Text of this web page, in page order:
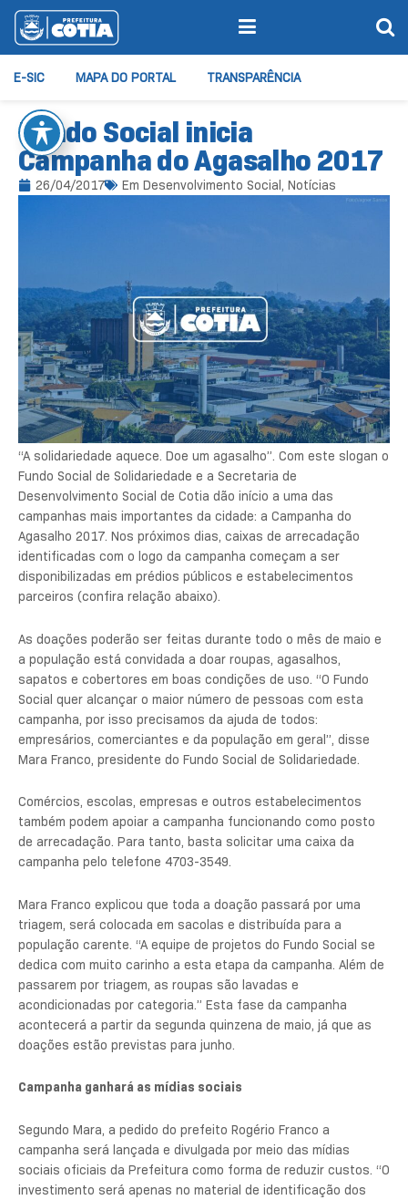
E-SIC MAPA DO PORTAL TRANSPARÊNCIA
Fundo Social inicia
Campanha do Agasalho 2017
26/04/2017 Em Desenvolvimento Social, Notícias
“A solidariedade aquece. Doe um agasalho”. Com este slogan o
Fundo Social de Solidariedade e a Secretaria de
Desenvolvimento Social de Cotia dão início a uma das
campanhas mais importantes da cidade: a Campanha do
Agasalho 2017. Nos próximos dias, caixas de arrecadação
identificadas com o logo da campanha começam a ser
disponibilizadas em prédios públicos e estabelecimentos
parceiros (confira relação abaixo).
As doações poderão ser feitas durante todo o mês de maio e
a população está convidada a doar roupas, agasalhos,
sapatos e cobertores em boas condições de uso. “O Fundo
Social quer alcançar o maior número de pessoas com esta
campanha, por isso precisamos da ajuda de todos:
empresários, comerciantes e da população em geral”, disse
Mara Franco, presidente do Fundo Social de Solidariedade.
Comércios, escolas, empresas e outros estabelecimentos
também podem apoiar a campanha funcionando como posto
de arrecadação. Para tanto, basta solicitar uma caixa da
campanha pelo telefone 4703-3549.
Mara Franco explicou que toda a doação passará por uma
triagem, será colocada em sacolas e distribuída para a
população carente. “A equipe de projetos do Fundo Social se
dedica com muito carinho a esta etapa da campanha. Além de
passarem por triagem, as roupas são lavadas e
acondicionadas por categoria.” Esta fase da campanha
acontecerá a partir da segunda quinzena de maio, já que as
doações estão previstas para junho.
Campanha ganhará as mídias sociais
Segundo Mara, a pedido do prefeito Rogério Franco a
campanha será lançada e divulgada por meio das mídias
sociais oficiais da Prefeitura como forma de reduzir custos. “O
investimento será apenas no material de identificação dos